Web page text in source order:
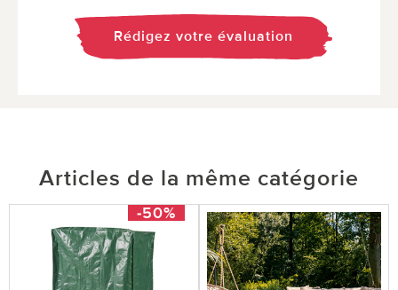
Rédigez votre évaluation
Articles de la même catégorie
-50%